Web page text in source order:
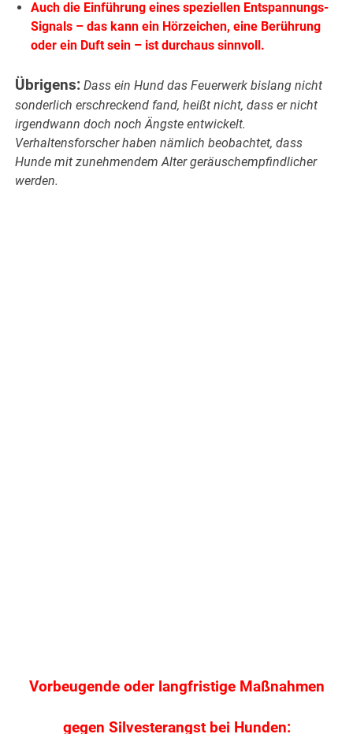
Auch die Einführung eines speziellen Entspannungs-
Signals – das kann ein Hörzeichen, eine Berührung
oder ein Duft sein – ist durchaus sinnvoll.
Übrigens: Dass ein Hund das Feuerwerk bislang nicht
sonderlich erschreckend fand, heißt nicht, dass er nicht
irgendwann doch noch Ängste entwickelt.
Verhaltensforscher haben nämlich beobachtet, dass
Hunde mit zunehmendem Alter geräuschempfindlicher
werden.
Vorbeugende oder langfristige Maßnahmen
gegen Silvesterangst bei Hunden: